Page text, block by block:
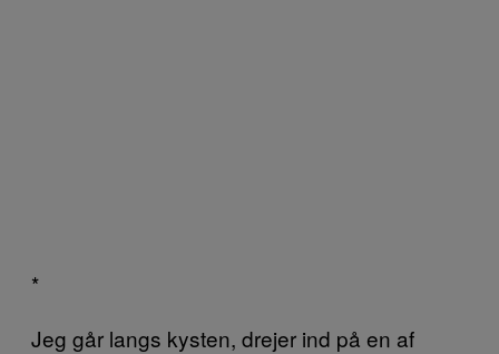
*
Jeg går langs kysten, drejer ind på en af